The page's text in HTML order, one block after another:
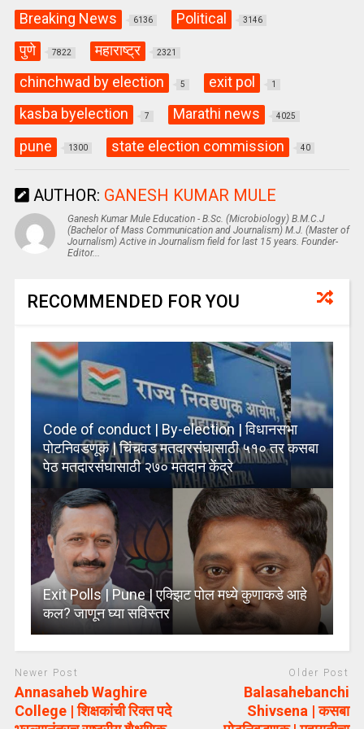
Breaking News 6136 Political 3146
पुणे 7822 महाराष्ट्र 2321
chinchwad by election 5 exit pol 1
kasba byelection 7 Marathi news 4025
pune 1300 state election commission 40
AUTHOR: GANESH KUMAR MULE
Ganesh Kumar Mule Education - B.Sc. (Microbiology) B.M.C.J
(Bachelor of Mass Communication and Journalism) M.J. (Master of
Journalism) Active in Journalism field for last 15 years. Founder-
Editor...
RECOMMENDED FOR YOU
Code of conduct | By-election | विधानसभा
पोटनिवडणूक | चिंचवड मतदारसंघासाठी ५१० तर कसबा
पेठ मतदारसंघासाठी २७० मतदान केंद्रे
Exit Polls | Pune | एक्झिट पोल मध्ये कुणाकडे आहे
कल? जाणून घ्या सविस्तर
Newer Post
Annasaheb Waghire
College | शिक्षकांची रिक्त पदे
Older Post
Balasahebanchi
Shivsena | कसबा